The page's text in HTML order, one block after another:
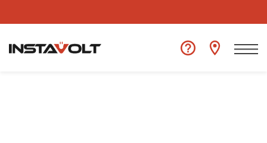
Ver outra localização